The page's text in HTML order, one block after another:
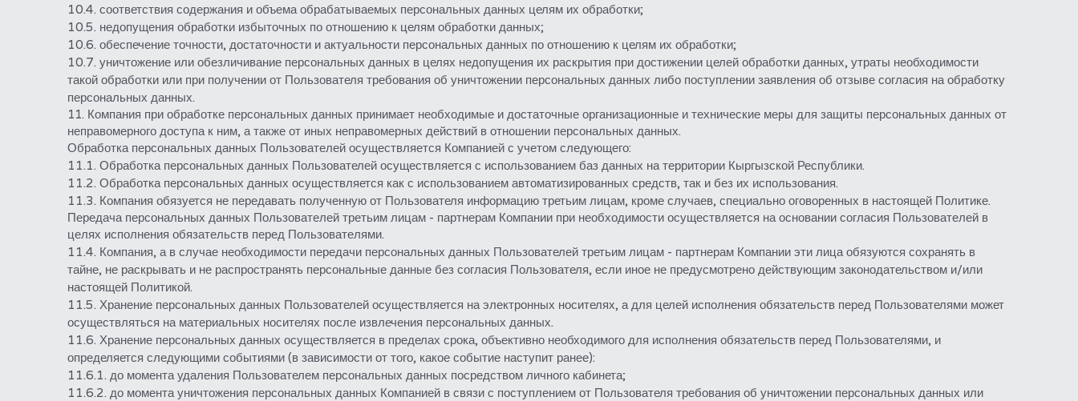
10.4. соответствия содержания и объема обрабатываемых персональных данных целям их обработки;
10.5. недопущения обработки избыточных по отношению к целям обработки данных;
10.6. обеспечение точности, достаточности и актуальности персональных данных по отношению к целям их обработки;
10.7. уничтожение или обезличивание персональных данных в целях недопущения их раскрытия при достижении целей обработки данных, утраты необходимости
такой обработки или при получении от Пользователя требования об уничтожении персональных данных либо поступлении заявления об отзыве согласия на обработку
персональных данных.
11. Компания при обработке персональных данных принимает необходимые и достаточные организационные и технические меры для защиты персональных данных от
неправомерного доступа к ним, а также от иных неправомерных действий в отношении персональных данных.
Обработка персональных данных Пользователей осуществляется Компанией с учетом следующего:
11.1. Обработка персональных данных Пользователей осуществляется с использованием баз данных на территории Кыргызской Республики.
11.2. Обработка персональных данных осуществляется как с использованием автоматизированных средств, так и без их использования.
11.3. Компания обязуется не передавать полученную от Пользователя информацию третьим лицам, кроме случаев, специально оговоренных в настоящей Политике.
Передача персональных данных Пользователей третьим лицам - партнерам Компании при необходимости осуществляется на основании согласия Пользователей в
целях исполнения обязательств перед Пользователями.
11.4. Компания, а в случае необходимости передачи персональных данных Пользователей третьим лицам - партнерам Компании эти лица обязуются сохранять в
тайне, не раскрывать и не распространять персональные данные без согласия Пользователя, если иное не предусмотрено действующим законодательством и/или
настоящей Политикой.
11.5. Хранение персональных данных Пользователей осуществляется на электронных носителях, а для целей исполнения обязательств перед Пользователями может
осуществляться на материальных носителях после извлечения персональных данных.
11.6. Хранение персональных данных осуществляется в пределах срока, объективно необходимого для исполнения обязательств перед Пользователями, и
определяется следующими событиями (в зависимости от того, какое событие наступит ранее):
11.6.1. до момента удаления Пользователем персональных данных посредством личного кабинета;
11.6.2. до момента уничтожения персональных данных Компанией в связи с поступлением от Пользователя требования об уничтожении персональных данных или